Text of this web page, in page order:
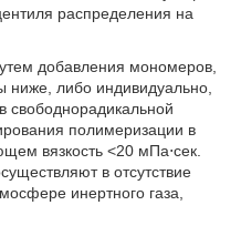
распределения на
добавления мономеров,
ниже, либо индивидуально,
свободнорадикальной
полимеризации в
вязкость <20 мПа⋅сек.
в отсутствие
инертного газа,